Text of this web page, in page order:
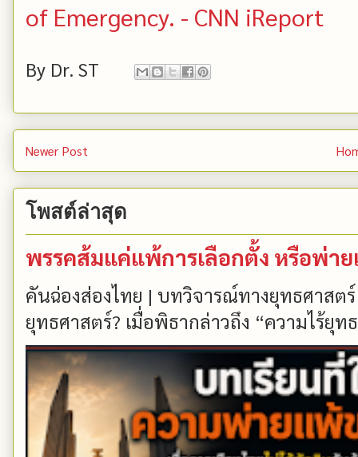
of Emergency. - CNN iReport
By Dr. ST
Newer Post
โพสต์ล่าสุด
พรรคส้มแค่แพ้การเลือกตั้ง หรือพ่า
คันฉ่องส่องไทย | บทวิจารณ์ทางยุทธศาสต
ยุทธศาสตร์? เมื่อพิธากล่าวถึง “ความไร้ยุท